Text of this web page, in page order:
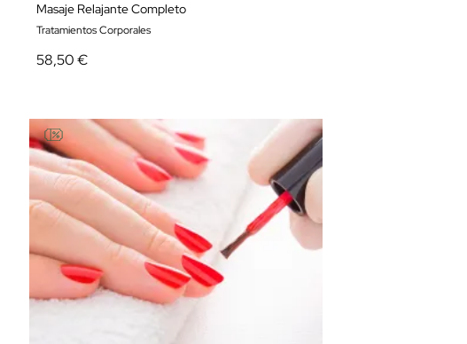
Masaje Relajante Completo
Tratamientos Corporales
58,50 €